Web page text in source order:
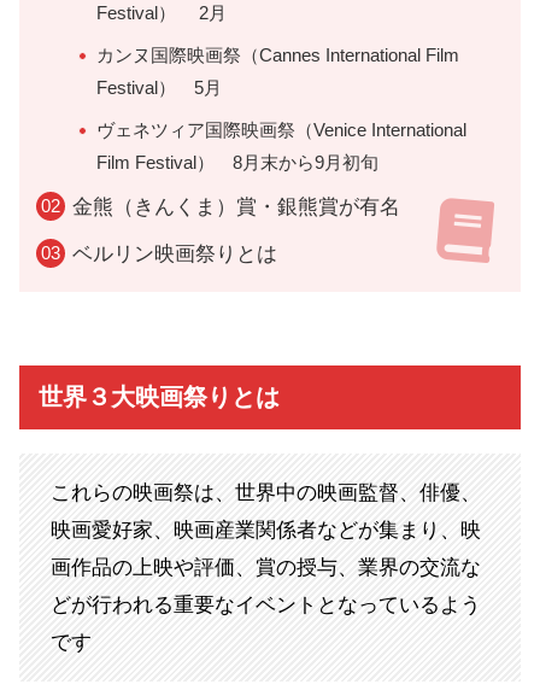
Festival） 2月
カンヌ国際映画祭（Cannes International Film
Festival） 5月
ヴェネツィア国際映画祭（Venice International
Film Festival） 8月末から9月初旬
金熊（きんくま）賞・銀熊賞が有名
ベルリン映画祭りとは
世界３大映画祭りとは
これらの映画祭は、世界中の映画監督、俳優、
映画愛好家、映画産業関係者などが集まり、映
画作品の上映や評価、賞の授与、業界の交流な
どが行われる重要なイベントとなっているよう
です